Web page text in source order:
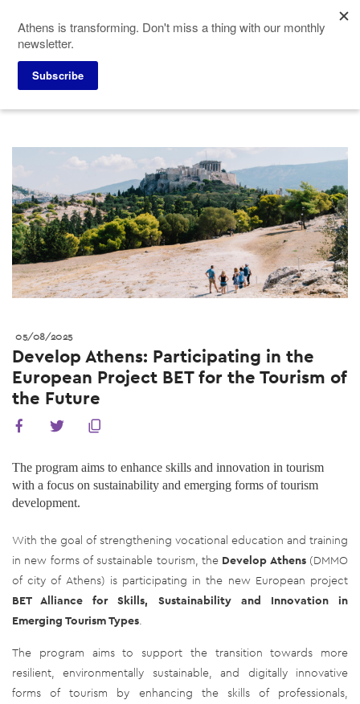
main
content
Press corner
05/08/2025
Develop Athens: Participating in the
European Project BET for the Tourism of
the Future
​​​​​​​The program aims to enhance skills and innovation in tourism
with a focus on sustainability and emerging forms of tourism
development.
With the goal of strengthening vocational education and training
in new forms of sustainable tourism, the Develop Athens (DMMO
of city of Athens) is participating in the new European project
BET Alliance for Skills, Sustainability and Innovation in
Emerging Tourism Types.
The program aims to support the transition towards more
resilient, environmentally sustainable, and digitally innovative
forms of tourism by enhancing the skills of professionals,
Athens is transforming. Don't miss a thing with our monthly
newsletter.
Subscribe